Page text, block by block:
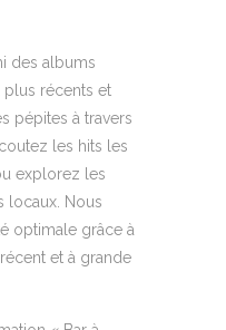
des albums
récents et
pépites à travers
les hits les
explorez les
locaux. Nous
optimale grâce à
et à grande